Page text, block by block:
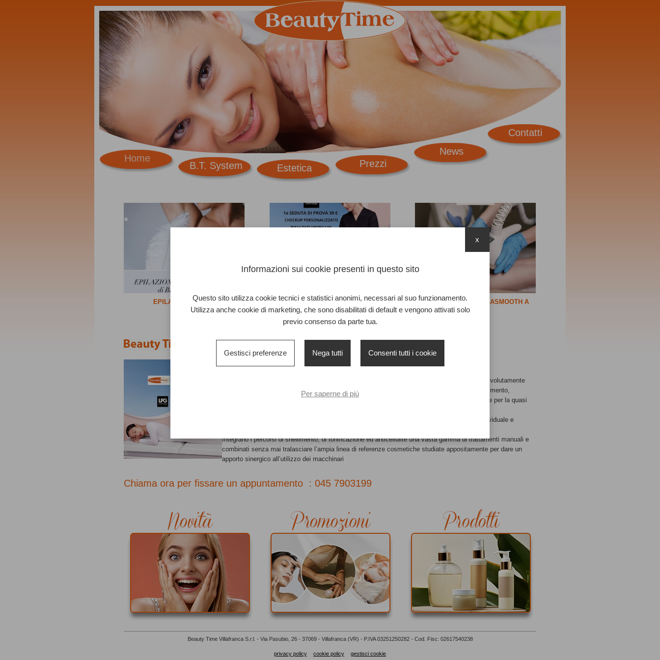
Home
B.T. System Estetica Prezzi
News
Contatti
EPILAZIONE LASER 1°TRATTAMENTO LPG A SOLI 39€
1°TRATTAMENTO VELASMOOTH A
SOLI 39€
Dimagrimento mirato e garantito
La missione su cui si fonda Beauty Time è quella di soddisfare un desiderio palese, ma finora volutamente
inappagato, sul mercato italiano: poter avere un’ampia gamma di servizi relativi a salute, snellimento,
benessere, bellezza, sculpturing ed estetica con trattamenti di qualità ad un prezzo accessibile per la quasi
La cliente solo dopo aver constatato l’efficacia del trattamento, si iscrive ad un percorso individuale e
Integrano i percorsi di snellimento, di tonificazione ed anticellulite una vasta gamma di trattamenti manuali e
combinati senza mai tralasciare l’ampia linea di referenze cosmetiche studiate appositamente per dare un
apporto sinergico all’utilizzo dei macchinari
Chiama ora per fissare un appuntamento : 045 7903199
Beauty Time Villafranca S.r.l. - Via Pasubio, 26 - 37069 - Villafranca (VR) - P.IVA 03251250282 - Cod. Fisc: 02617540238
privacy policy cookie policy gestisci cookie
Informazioni sui cookie presenti in questo sito
Questo sito utilizza cookie tecnici e statistici anonimi, necessari al suo funzionamento.
Utilizza anche cookie di marketing, che sono disabilitati di default e vengono attivati solo
previo consenso da parte tua.
Gestisci preferenze Nega tutti Consenti tutti i cookie
Per saperne di più
x